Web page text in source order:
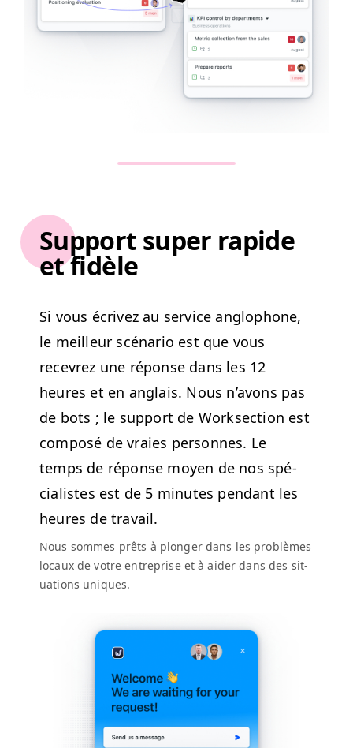
Support super rapide
et fidèle
Si vous écrivez au ser­vice anglo­phone,
le meilleur scé­nario est que vous
recevrez une réponse dans les 12
heures et en anglais. Nous n’avons pas
de bots ; le sup­port de Work­sec­tion est
com­posé de vraies per­son­nes. Le
temps de réponse moyen de nos spé­
cial­istes est de 5 min­utes pen­dant les
heures de travail.
Nous sommes prêts à plonger dans les prob­lèmes
locaux de votre entre­prise et à aider dans des sit­
u­a­tions uniques.